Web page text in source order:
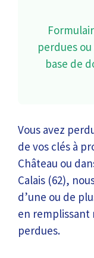
perdues
base de
Vous avez
de vos clés à
Château ou
Calais (62),
d’une ou de
en remplissant
perdues.